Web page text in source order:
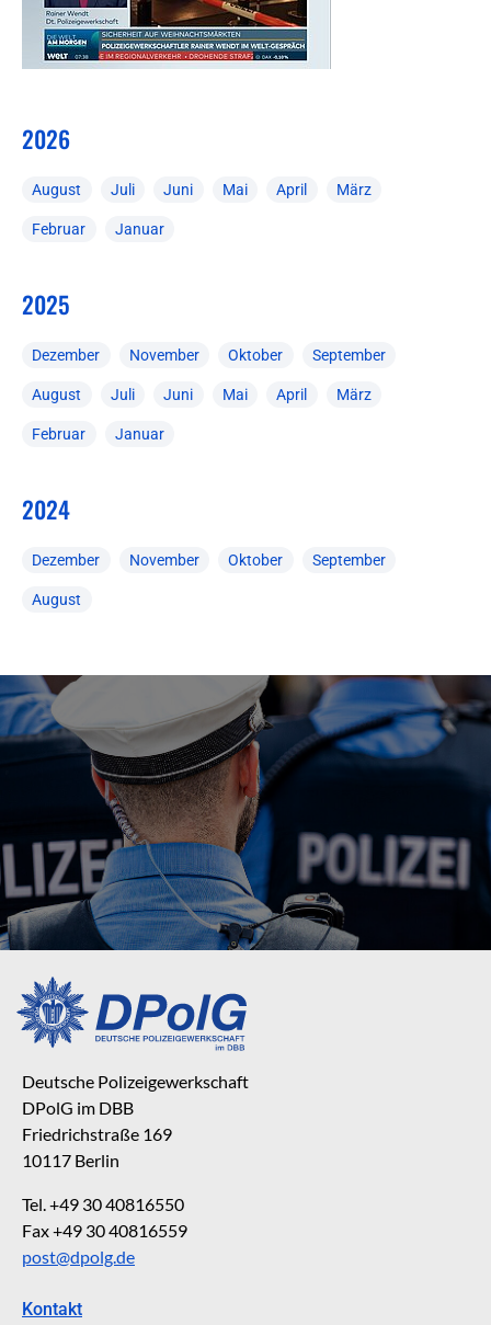
2026
August Juli Juni Mai April März
Februar Januar
2025
Dezember November Oktober September
August Juli Juni Mai April März
Februar Januar
2024
Dezember November Oktober September
August
Deutsche Polizeigewerkschaft
DPolG im DBB
Friedrichstraße 169
10117 Berlin
Tel. +49 30 40816550
Fax +49 30 40816559
post@dpolg.de
Kontakt